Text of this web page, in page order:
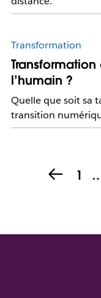
Transformation
l’humain ?
Quelle que soit sa
transition
1